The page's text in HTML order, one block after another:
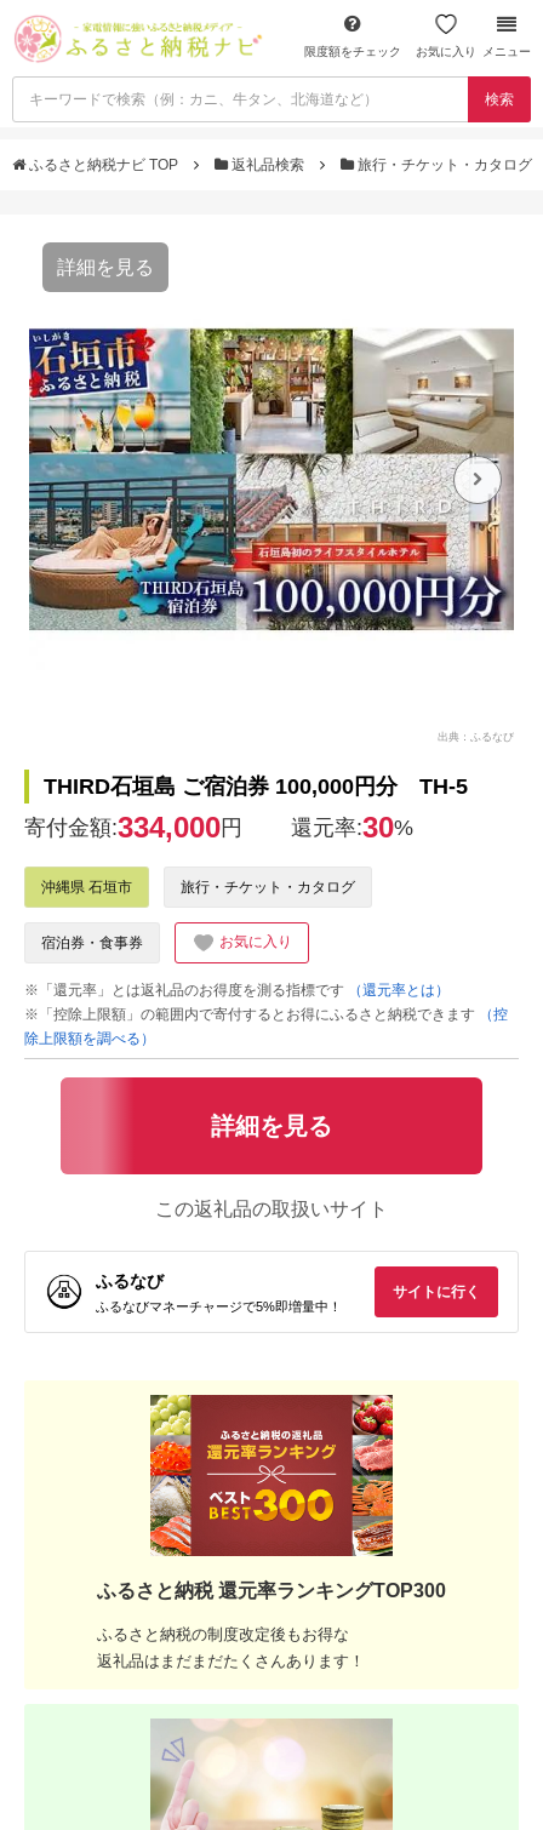
限度額をチェック お気に入り メニュー
検索
ふるさと納税ナビ TOP 返礼品検索 旅行・チケット・カタログ
詳細を見る
出典：ふるなび
THIRD石垣島 ご宿泊券 100,000円分 TH-5
寄付金額:334,000円 還元率:30%
沖縄県 石垣市 旅行・チケット・カタログ
宿泊券・食事券 お気に入り
※「還元率」とは返礼品のお得度を測る指標です
（還元率とは）
※「控除上限額」の範囲内で寄付するとお得にふるさと納税できます
（控
除上限額を調べる）
詳細を見る
この返礼品の取扱いサイト
ふるなび
ふるなびマネーチャージで5%即増量中！
サイトに行く
ふるさと納税 還元率ランキングTOP300
ふるさと納税の制度改定後もお得な
返礼品はまだまだたくさんあります！